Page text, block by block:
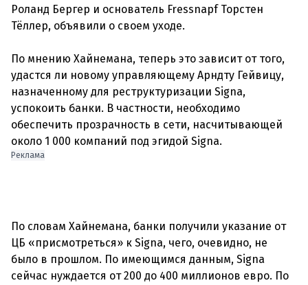
Роланд Бергер и основатель Fressnapf Торстен
Тёллер, объявили о своем уходе.
По мнению Хайнемана, теперь это зависит от того,
удастся ли новому управляющему Арндту Гейвицу,
назначенному для реструктуризации Signa,
успокоить банки. В частности, необходимо
обеспечить прозрачность в сети, насчитывающей
Реклама
По словам Хайнемана, банки получили указание от
ЦБ «присмотреться» к Signa, чего, очевидно, не
было в прошлом. По имеющимся данным, Signa
сейчас нуждается от 200 до 400 миллионов евро. По